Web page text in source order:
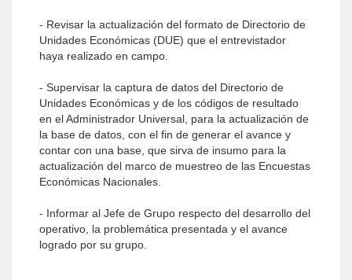
- Revisar la actualización del formato de Directorio de
Unidades Económicas (DUE) que el entrevistador
haya realizado en campo.
- Supervisar la captura de datos del Directorio de
Unidades Económicas y de los códigos de resultado
en el Administrador Universal, para la actualización de
la base de datos, con el fin de generar el avance y
contar con una base, que sirva de insumo para la
actualización del marco de muestreo de las Encuestas
Económicas Nacionales.
- Informar al Jefe de Grupo respecto del desarrollo del
operativo, la problemática presentada y el avance
logrado por su grupo.